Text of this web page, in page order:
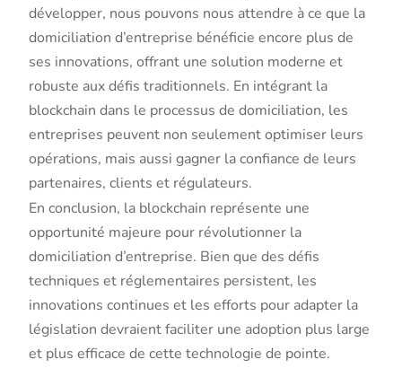
développer, nous pouvons nous attendre à ce que la
domiciliation d’entreprise bénéficie encore plus de
ses innovations, offrant une solution moderne et
robuste aux défis traditionnels. En intégrant la
blockchain dans le processus de domiciliation, les
entreprises peuvent non seulement optimiser leurs
opérations, mais aussi gagner la confiance de leurs
partenaires, clients et régulateurs.
En conclusion, la blockchain représente une
opportunité majeure pour révolutionner la
domiciliation d’entreprise. Bien que des défis
techniques et réglementaires persistent, les
innovations continues et les efforts pour adapter la
législation devraient faciliter une adoption plus large
et plus efficace de cette technologie de pointe.